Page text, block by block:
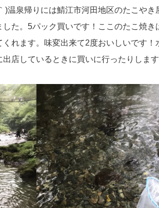
)温泉帰りには鯖江市河田地区のたこや
た。5パック買いです！ここのたこ焼
れます。味変出来て2度おいしいです
店しているときに買いに行ったりしま